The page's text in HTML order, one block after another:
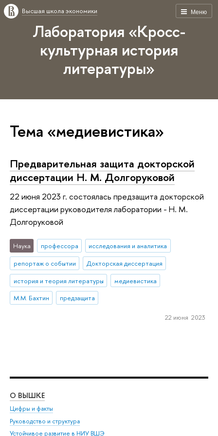
Меню
Высшая школа экономики
Лаборатория «Кросс-
культурная история
литературы»
Тема «медиевистика»
Предварительная защита докторской
диссертации Н. М. Долгоруковой
22 июня 2023 г. состоялась предзащита докторской
диссертации руководителя лаборатории - Н. М.
Долгоруковой
Наука профессора
исследования и аналитика
репортаж о событии
Докторская диссертация
история и теория литературы
медиевистика
М.М. Бахтин
предзащита
22 июня 2023
О ВЫШКЕ
Цифры и факты
Руководство и структура
Устойчивое развитие в НИУ ВШЭ